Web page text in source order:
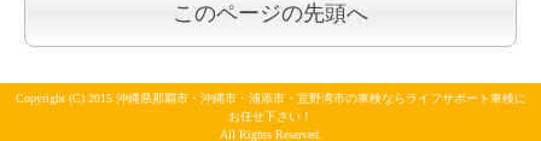
このページの先頭へ
Copyright (C) 2015 沖縄県那覇市・沖縄市・浦添市・宜野湾市の車検ならライフサポート車検に
お任せ下さい！
All Rights Reserved.